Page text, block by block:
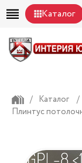
Каталог
/ Каталог /
Плинтус